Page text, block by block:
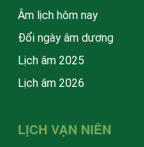
Âm lịch hôm nay
Đổi ngày âm dương
Lịch âm 2025
Lịch âm 2026
LỊCH VẠN NIÊN